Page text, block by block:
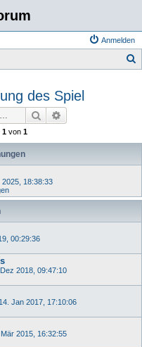
Anmelden
des Spiel
Suche
1 von 1
2025, 18:38:33
00:29:36
2018, 09:47:10
Jan 2017, 17:10:06
2015, 16:32:55